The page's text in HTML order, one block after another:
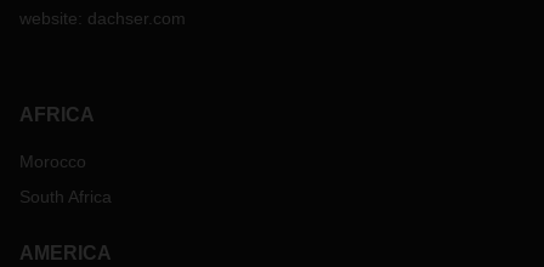
website: dachser.com
AFRICA
Morocco
South Africa
AMERICA